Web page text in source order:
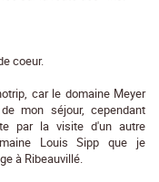
coeur.
car le domaine Meyer
mon séjour, cependant
par la visite d'un autre
Louis Sipp que je
à Ribeauvillé.